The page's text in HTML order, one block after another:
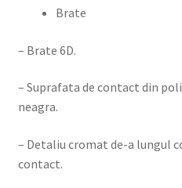
Brate
– Brate 6D.
– Suprafata de contact din
neagra.
– Detaliu cromat de-a lungul
contact.